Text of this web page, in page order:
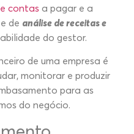
contas a pagar e a
de análise de receitas e
do gestor.
de uma empresa é
monitorar e produzir
para as
do negócio.